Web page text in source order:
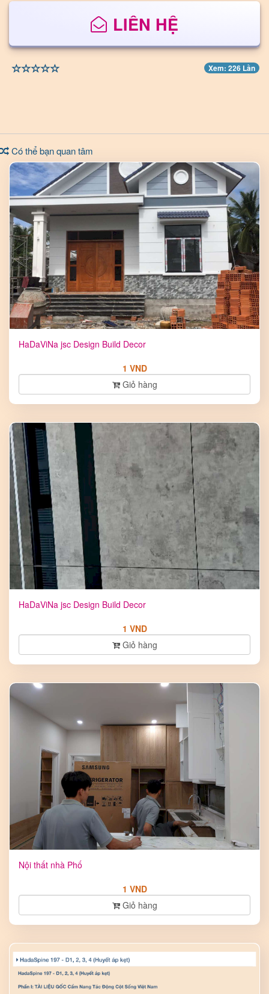
LIÊN HỆ
Xem: 226 Lần
Có thể bạn quan tâm
HaDaViNa jsc Design Build Decor
1 VND
Giỏ hàng
HaDaViNa jsc Design Build Decor
1 VND
Giỏ hàng
Nội thất nhà Phố
1 VND
Giỏ hàng